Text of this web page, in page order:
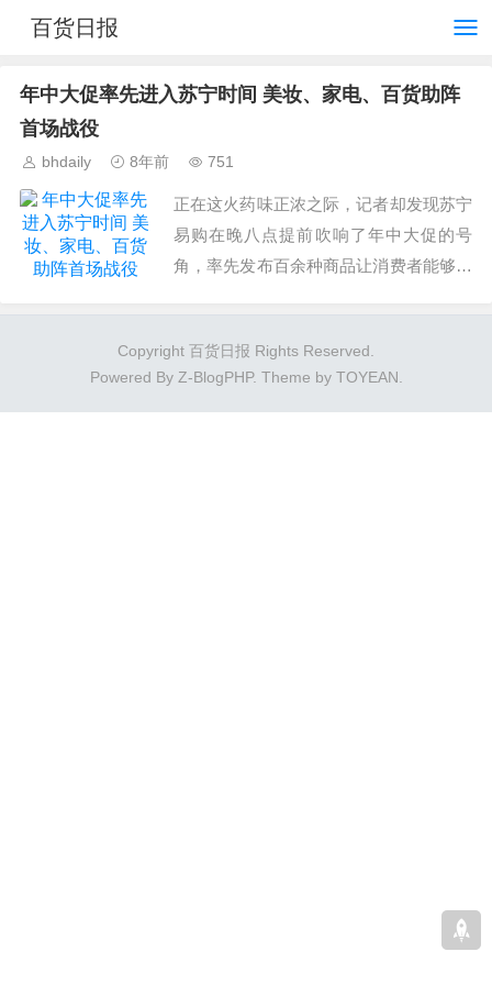
百货日报
年中大促率先进入苏宁时间 美妆、家电、百货助阵
首场战役
bhdaily 8年前 751
正在这火药味正浓之际，记者却发现苏宁
易购在晚八点提前吹响了年中大促的号
角，率先发布百余种商品让消费者能够快
Copyright 百货日报 Rights Reserved.
Powered By Z-BlogPHP. Theme by TOYEAN